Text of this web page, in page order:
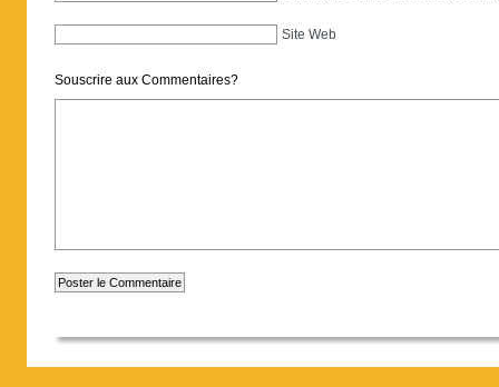
Site Web
Souscrire aux Commentaires?